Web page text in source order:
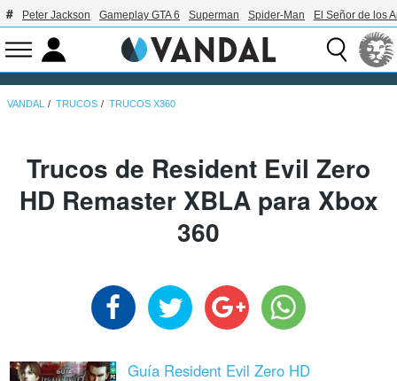
Peter Jackson Gameplay GTA 6 Superman Spider-Man El Señor de los
VANDAL TRUCOS TRUCOS X360
Trucos de Resident Evil Zero
HD Remaster XBLA para Xbox
360
Guía Resident Evil Zero HD